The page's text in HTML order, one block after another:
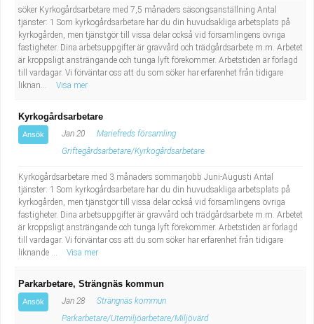
Säkerhetsarbete
Tekniskt arbete
Informatör/Kommunikatör
Brevbärare
Kock, storhushåll
Bibliotekarie
Administrativ assistent
söker Kyrkogårdsarbetare med 7,5 månaders säsongsanställning Antal
tjänster: 1 Som kyrkogårdsarbetare har du din huvudsakliga arbetsplats på
kyrkogården, men tjänstgör till vissa delar också vid församlingens övriga
fastigheter. Dina arbetsuppgifter är gravvård och trädgårdsarbete m.m. Arbetet
är kroppsligt ansträngande och tunga lyft förekommer. Arbetstiden är förlagd
till vardagar. Vi förväntar oss att du som söker har erfarenhet från tidigare
liknan...
Visa mer
Kyrkogårdsarbetare
Ansök Jan 20
Mariefreds församling
Griftegårdsarbetare/Kyrkogårdsarbetare
Kyrkogårdsarbetare med 3 månaders sommarjobb Juni-Augusti Antal
tjänster: 1 Som kyrkogårdsarbetare har du din huvudsakliga arbetsplats på
kyrkogården, men tjänstgör till vissa delar också vid församlingens övriga
fastigheter. Dina arbetsuppgifter är gravvård och trädgårdsarbete m.m. Arbetet
är kroppsligt ansträngande och tunga lyft förekommer. Arbetstiden är förlagd
till vardagar. Vi förväntar oss att du som söker har erfarenhet från tidigare
liknande ...
Visa mer
Parkarbetare, Strängnäs kommun
Ansök Jan 28
Strängnäs kommun
Parkarbetare/Utemiljöarbetare/Miljövärd